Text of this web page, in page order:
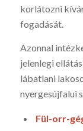
korlátozni
fogadását.
Azonnal
jelenlegi
lábatlani
nyergesújfalui
Fül-orr-